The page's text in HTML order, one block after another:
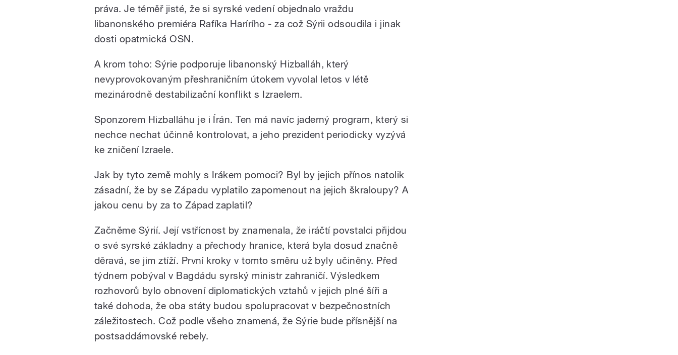
práva. Je téměř jisté, že si syrské vedení objednalo vraždu
libanonského premiéra Rafíka Harírího - za což Sýrii odsoudila i jinak
dosti opatrnická OSN.
A krom toho: Sýrie podporuje libanonský Hizballáh, který
nevyprovokovaným přeshraničním útokem vyvolal letos v létě
mezinárodně destabilizační konflikt s Izraelem.
Sponzorem Hizballáhu je i Írán. Ten má navíc jaderný program, který si
nechce nechat účinně kontrolovat, a jeho prezident periodicky vyzývá
ke zničení Izraele.
Jak by tyto země mohly s Irákem pomoci? Byl by jejich přínos natolik
zásadní, že by se Západu vyplatilo zapomenout na jejich škraloupy? A
jakou cenu by za to Západ zaplatil?
Začněme Sýrií. Její vstřícnost by znamenala, že iráčtí povstalci přijdou
o své syrské základny a přechody hranice, která byla dosud značně
děravá, se jim ztíží. První kroky v tomto směru už byly učiněny. Před
týdnem pobýval v Bagdádu syrský ministr zahraničí. Výsledkem
rozhovorů bylo obnovení diplomatických vztahů v jejich plné šíři a
také dohoda, že oba státy budou spolupracovat v bezpečnostních
záležitostech. Což podle všeho znamená, že Sýrie bude přísnější na
postsaddámovské rebely.